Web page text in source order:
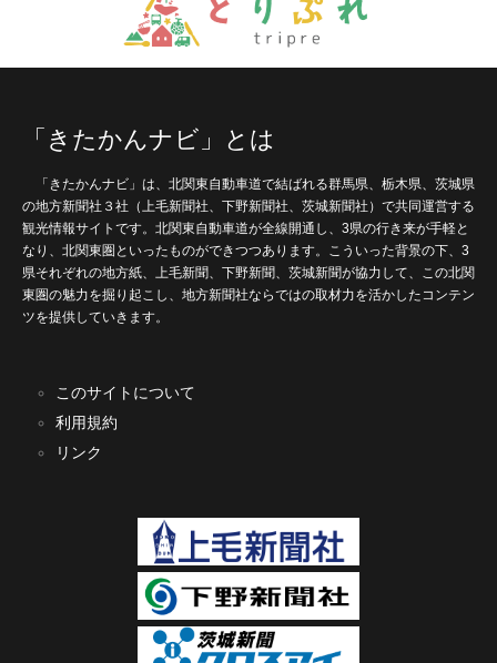
「きたかんナビ」とは
「きたかんナビ」は、北関東自動車道で結ばれる群馬県、栃木県、茨城県
の地方新聞社３社（上毛新聞社、下野新聞社、茨城新聞社）で共同運営する
観光情報サイトです。北関東自動車道が全線開通し、3県の行き来が手軽と
なり、北関東圏といったものができつつあります。こういった背景の下、3
県それぞれの地方紙、上毛新聞、下野新聞、茨城新聞が協力して、この北関
東圏の魅力を掘り起こし、地方新聞社ならではの取材力を活かしたコンテン
ツを提供していきます。
このサイトについて
利用規約
リンク